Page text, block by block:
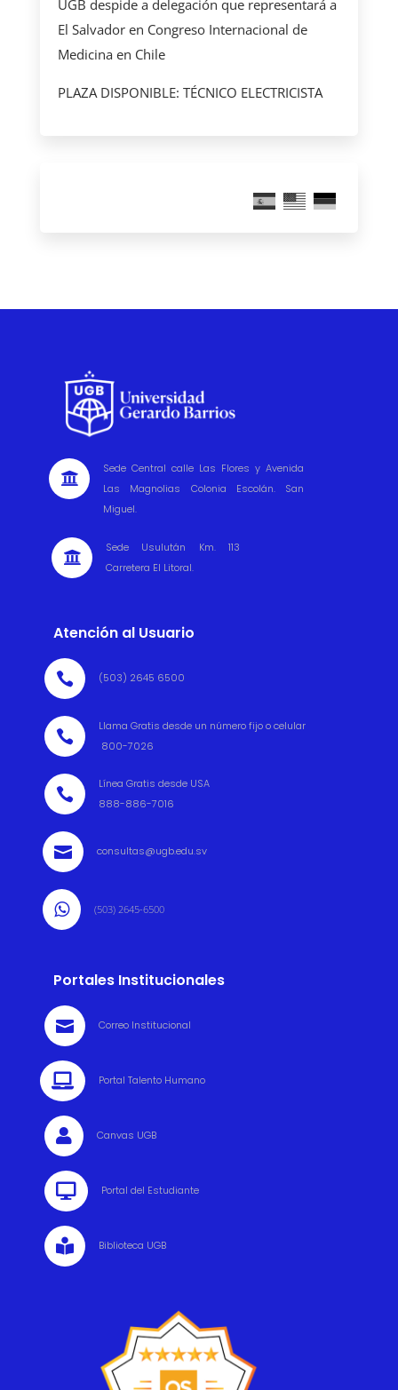
UGB despide a delegación que representará a
El Salvador en Congreso Internacional de
Medicina en Chile
PLAZA DISPONIBLE: TÉCNICO ELECTRICISTA

Sede Central calle Las Flores y Avenida
Las Magnolias Colonia Escolán. San
Miguel.

Sede Usulután Km. 113
Carretera El Litoral.
Atención al Usuario
 (503) 2645 6500

Llama Gratis desde un número fijo o celular
800-7026

Línea Gratis desde USA
888-886-7016
 consultas@ugb.edu.sv
 (503) 2645-6500
Portales Institucionales
 Correo Institucional
 Portal Talento Humano
 Canvas UGB
 Portal del Estudiante
 Biblioteca UGB